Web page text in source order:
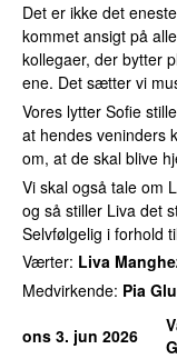
Det er ikke det
kommet ansigt på
kollegaer, der bytter
ene. Det sætter vi
Vores lytter Sofie
at hendes veninders
om, at de skal blive
Vi skal også tale om
og så stiller Liva det
Selvfølgelig i forhold
Værter: Liva
Medvirkende: Pia
ons 3. jun 2026